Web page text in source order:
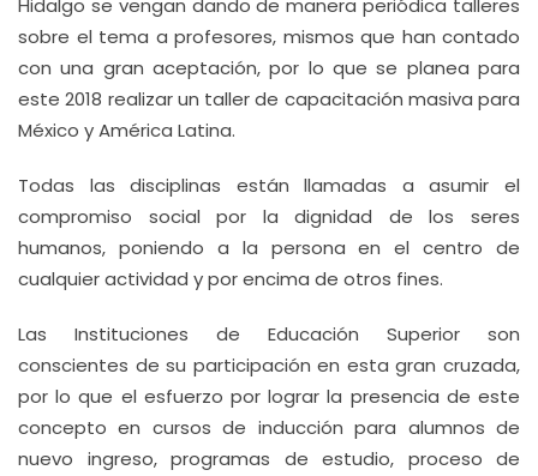
Hidalgo se vengan dando de manera periódica talleres
sobre el tema a profesores, mismos que han contado
con una gran aceptación, por lo que se planea para
este 2018 realizar un taller de capacitación masiva para
México y América Latina.
Todas las disciplinas están llamadas a asumir el
compromiso social por la dignidad de los seres
humanos, poniendo a la persona en el centro de
cualquier actividad y por encima de otros fines.
Las Instituciones de Educación Superior son
conscientes de su participación en esta gran cruzada,
por lo que el esfuerzo por lograr la presencia de este
concepto en cursos de inducción para alumnos de
nuevo ingreso, programas de estudio, proceso de